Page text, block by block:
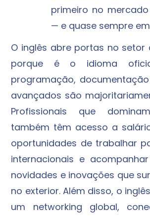
primeiro no
— e quase sempre
O inglês abre portas no setor
porque é o idioma
programação,
avançados são
Profissionais que
também têm acesso a
oportunidades de trabalhar
internacionais e
novidades e inovações que
no exterior. Além disso, o
um networking global,